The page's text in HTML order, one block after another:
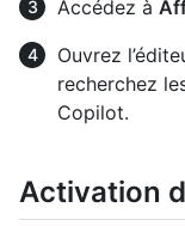
Accédez à
Ouvrez
recherchez
Copilot.
Activation